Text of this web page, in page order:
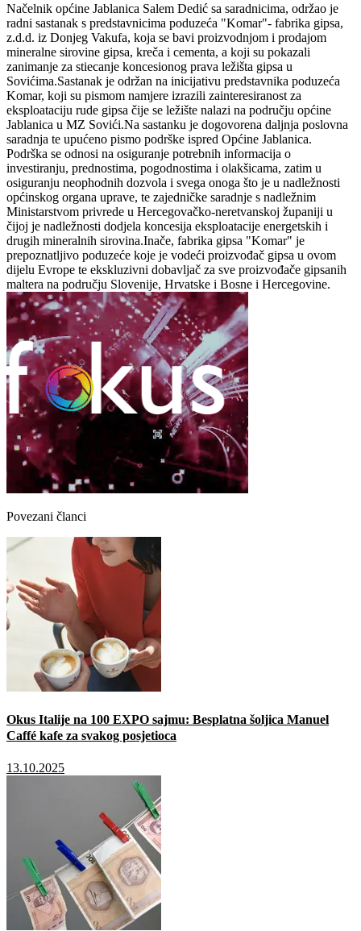
Načelnik općine Jablanica Salem Dedić sa saradnicima, održao je
radni sastanak s predstavnicima poduzeća "Komar"- fabrika gipsa,
z.d.d. iz Donjeg Vakufa, koja se bavi proizvodnjom i prodajom
mineralne sirovine gipsa, kreča i cementa, a koji su pokazali
zanimanje za stiecanje koncesionog prava ležišta gipsa u
Sovićima.Sastanak je održan na inicijativu predstavnika poduzeća
Komar, koji su pismom namjere izrazili zainteresiranost za
eksploataciju rude gipsa čije se ležište nalazi na području općine
Jablanica u MZ Sovići.Na sastanku je dogovorena daljnja poslovna
saradnja te upućeno pismo podrške ispred Općine Jablanica.
Podrška se odnosi na osiguranje potrebnih informacija o
investiranju, prednostima, pogodnostima i olakšicama, zatim u
osiguranju neophodnih dozvola i svega onoga što je u nadležnosti
općinskog organa uprave, te zajedničke saradnje s nadležnim
Ministarstvom privrede u Hercegovačko-neretvanskoj županiji u
čijoj je nadležnosti dodjela koncesija eksploatacije energetskih i
drugih mineralnih sirovina.Inače, fabrika gipsa "Komar" je
prepoznatljivo poduzeće koje je vodeći proizvođač gipsa u ovom
dijelu Evrope te ekskluzivni dobavljač za sve proizvođače gipsanih
maltera na području Slovenije, Hrvatske i Bosne i Hercegovine.
Povezani članci
Okus Italije na 100 EXPO sajmu: Besplatna šoljica Manuel
Caffé kafe za svakog posjetioca
13.10.2025